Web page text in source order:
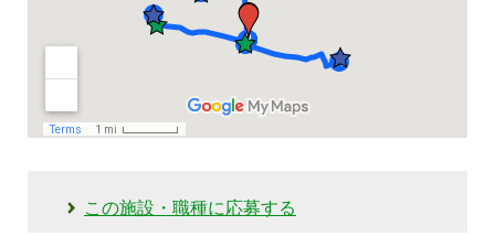
この施設・職種に応募する